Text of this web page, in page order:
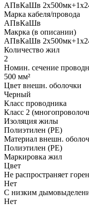
АПвКаШв
Марка кабеля/провода
АПвКаШв
Макрка (в описании)
АПвКаШв
Количество жил
2
Номин. сечение
500 мм²
Цвет внешн. оболочки
Черный
Класс проводника
Класс 2
Изоляция жилы
Полиэтилен (PE)
Материал внешн.
Полиэтилен (PE)
Маркировка жил
Цвет
Не распространяет
Нет
С низким
Нет